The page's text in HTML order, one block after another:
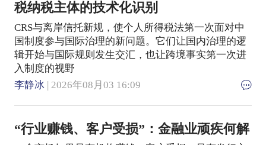
税纳税主体的技术化识别
CRS与离岸信托新规，使个人所得税法第一次面对中
国制度参与国际治理的新问题。它们让国内治理的逻
辑开始与国际规则发生交汇，也让跨境事实第一次进
入制度的视野
李静冰 | 2026年08月03 16:09
“行业赚钱、客户受损”：金融业顽疾何解